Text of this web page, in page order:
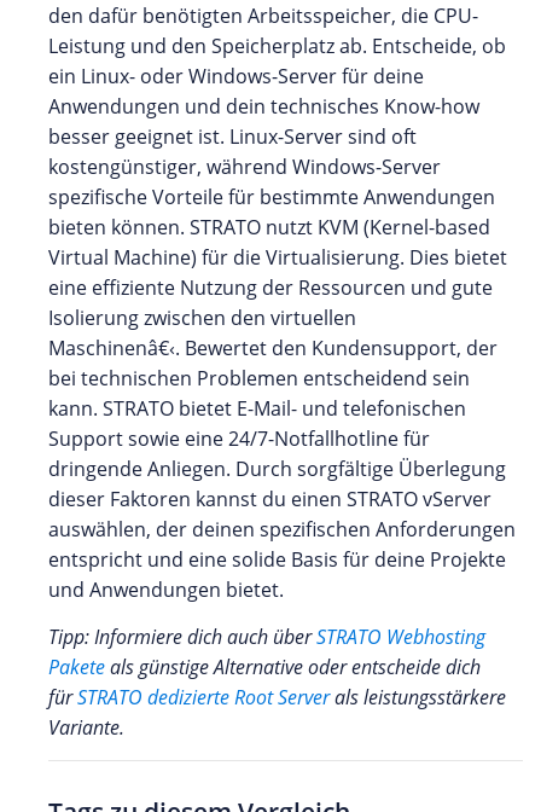
den dafür benötigten Arbeitsspeicher, die CPU-
Leistung und den Speicherplatz ab. Entscheide, ob
ein Linux- oder Windows-Server für deine
Anwendungen und dein technisches Know-how
besser geeignet ist. Linux-Server sind oft
kostengünstiger, während Windows-Server
spezifische Vorteile für bestimmte Anwendungen
bieten können. STRATO nutzt KVM (Kernel-based
Virtual Machine) für die Virtualisierung. Dies bietet
eine effiziente Nutzung der Ressourcen und gute
Isolierung zwischen den virtuellen
Maschinenâ€‹. Bewertet den Kundensupport, der
bei technischen Problemen entscheidend sein
kann. STRATO bietet E-Mail- und telefonischen
Support sowie eine 24/7-Notfallhotline für
dringende Anliegen. Durch sorgfältige Überlegung
dieser Faktoren kannst du einen STRATO vServer
auswählen, der deinen spezifischen Anforderungen
entspricht und eine solide Basis für deine Projekte
und Anwendungen bietet.
Tipp: Informiere dich auch überSTRATO Webhosting
Paketeals günstige Alternative oder entscheide dich
fürSTRATO dedizierte Root Serverals leistungsstärkere
Variante.